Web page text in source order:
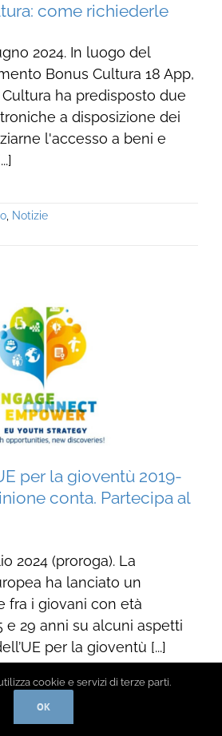
come richiederle
2024. In luogo del
Bonus Cultura 18 App,
ha predisposto due
a disposizione dei
l'accesso a beni e
, Notizie
per la gioventù 2019-
conta. Partecipa al
2024 (proroga). La
ha lanciato un
fra i giovani con età
e 29 anni su alcuni aspetti
per la gioventù [...]
cookie e servizi di terze parti.
OK